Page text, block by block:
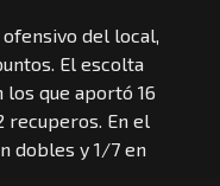
del local,
El escolta
que aportó 16
recuperos. En el
dobles y 1/7 en